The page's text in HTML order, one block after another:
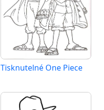
Tisknutelné One Piece